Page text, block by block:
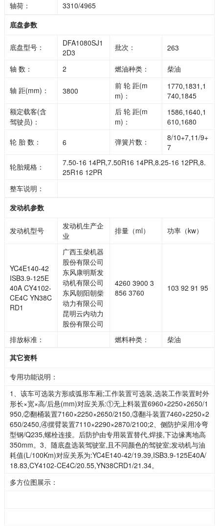
轴荷：
3310/4965
底盘参数
底盘型号：
DFA1080SJ1
2D3
批次： 263
轴 数： 2 燃油种类： 柴油
轴 距(mm)： 3800
前 轮 距(m
m)：
1770,1831,1
740,1845
额定载客(含
驾驶员)：
后 轮 距(m
m)：
1586,1640,1
610,1680
轮 胎 数： 6 弹簧片数：
8/10+7,11/9+
7
轮胎规格：
7.50-16 14PR,7.50R16 14PR,8.25-16 12PR,8.
25R16 12PR
整车说明：
发动机参数
发动机型号
发动机生产企
业
排量（ml） 功率（kw）
YC4E140-42
ISB3.9-125E
40A CY4102-
CE4C YN38C
RD1
广西玉柴机器
股份有限公司
东风康明斯发
动机有限公司
东风朝阳朝柴
动力有限公司
昆明云内动力
股份有限公司
4260 3900 3
856 3760
103 92 91 95
排放标准： 燃料种类：
柴油
其它资料
专用功能说明：
1、该车可选装方形或弧形车厢;工作装置可选装,选装工作装置时外
形长×宽×高/后悬(mm)对应关系:①无上料装置6960×2250×2650/1
950,②翻桶装置7160×2250×2650/2150,③翻斗装置7460×2250×2
650/2450,④摆臂装置7110×2290×2870/2100;2、侧防护采用冷弯
型钢/Q235,螺栓连接。后防护由专用装置替代,焊接,下边缘离地高
350mm。3、随底盘选装驾驶室,且不同颜色的驾驶室;发动机与油
耗值(L/100Km)对应关系为:YC4E140-42/19.39,ISB3.9-125E40A/
18.83,CY4102-CE4C/20.55,YN38CRD1/21.34。
多方位图展示：